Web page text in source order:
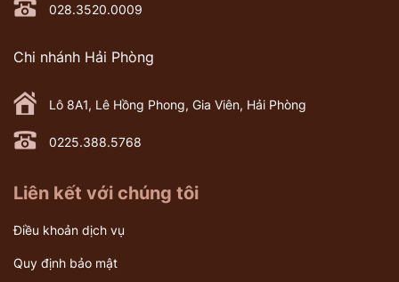
028.3520.0009
Chi nhánh Hải Phòng
Lô 8A1, Lê Hồng Phong, Gia Viên, Hải Phòng
0225.388.5768
Liên kết với chúng tôi
Điều khoản dịch vụ
Quy định bảo mật